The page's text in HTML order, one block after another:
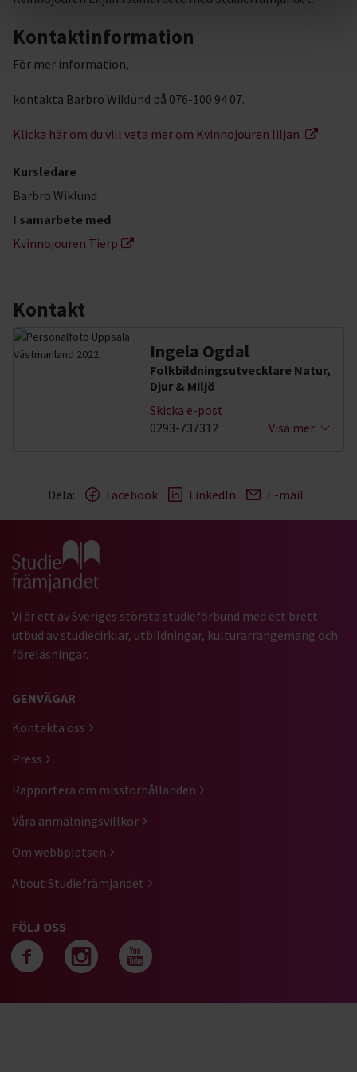
Kontaktinformation
För mer information,
kontakta Barbro Wiklund på 076-100 94 07.
Klicka här om du vill veta mer om Kvinnojouren liljan
Kursledare
Barbro Wiklund
I samarbete med
Kvinnojouren Tierp
Kontakt
Ingela Ogdal
Folkbildningsutvecklare Natur,
Djur & Miljö
Skicka e-post
0293-737312
Visa mer
Dela: Facebook LinkedIn E-mail
Gå till studiefrämjandets startsida
Vi är ett av Sveriges största studieförbund med ett brett
utbud av studiecirklar, utbildningar, kulturarrangemang och
föreläsningar.
GENVÄGAR
Kontakta oss
Press
Rapportera om missförhållanden
Våra anmälningsvillkor
Om webbplatsen
About Studiefrämjandet
FÖLJ OSS
Följ oss på facebook
Följ oss på
Följ oss på